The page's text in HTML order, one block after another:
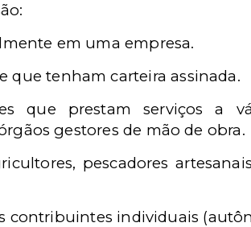
em uma empresa.
que tenham carteira assinada.
que prestam serviços a
gestores de mão de obra.
pescadores
contribuintes individuais